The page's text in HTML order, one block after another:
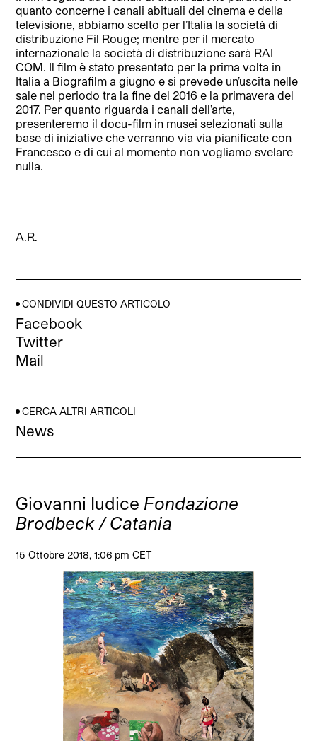
quanto concerne i canali abituali del cinema e della
televisione, abbiamo scelto per l’Italia la società di
distribuzione Fil Rouge; mentre per il mercato
internazionale la società di distribuzione sarà RAI
COM. Il film è stato presentato per la prima volta in
Italia a Biografilm a giugno e si prevede un’uscita nelle
sale nel periodo tra la fine del 2016 e la primavera del
2017. Per quanto riguarda i canali dell’arte,
presenteremo il docu-film in musei selezionati sulla
base di iniziative che verranno via via pianificate con
Francesco e di cui al momento non vogliamo svelare
nulla.
A.R.
CONDIVIDI QUESTO ARTICOLO
Facebook
Twitter
Mail
CERCA ALTRI ARTICOLI
News
Giovanni Iudice Fondazione
Brodbeck / Catania
15 Ottobre 2018, 1:06 pm CET